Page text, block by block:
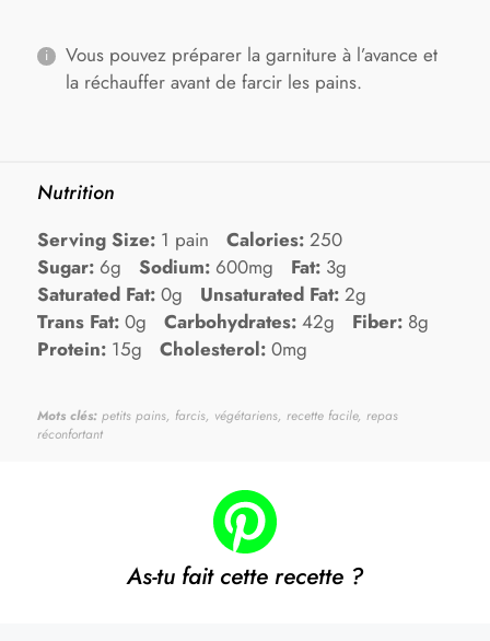
Vous pouvez préparer la garniture à l’avance et
la réchauffer avant de farcir les pains.
Nutrition
Serving Size: 1 pain Calories: 250
Sugar: 6g Sodium: 600mg Fat: 3g
Saturated Fat: 0g Unsaturated Fat: 2g
Trans Fat: 0g Carbohydrates: 42g Fiber: 8g
Protein: 15g Cholesterol: 0mg
Mots clés: petits pains, farcis, végétariens, recette facile, repas
réconfortant
As-tu fait cette recette ?